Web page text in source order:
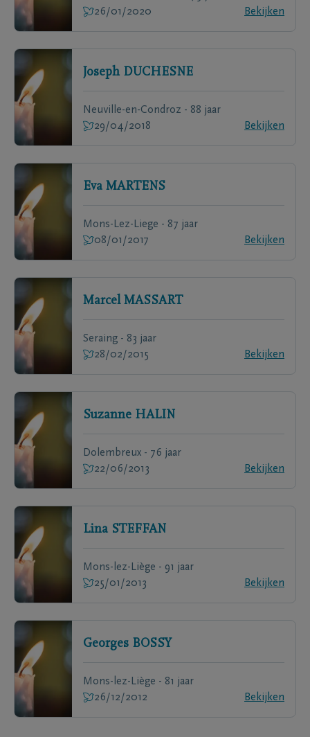
26/01/2020
Bekijken
Joseph DUCHESNE
Neuville-en-Condroz - 88 jaar
29/04/2018
Bekijken
Eva MARTENS
Mons-Lez-Liege - 87 jaar
08/01/2017
Bekijken
Marcel MASSART
Seraing - 83 jaar
28/02/2015
Bekijken
Suzanne HALIN
Dolembreux - 76 jaar
22/06/2013
Bekijken
Lina STEFFAN
Mons-lez-Liège - 91 jaar
25/01/2013
Bekijken
Georges BOSSY
Mons-lez-Liège - 81 jaar
26/12/2012
Bekijken